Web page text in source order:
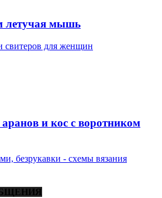
летучая мышь
свитеров для женщин
и кос с воротником
безрукавки - схемы вязания